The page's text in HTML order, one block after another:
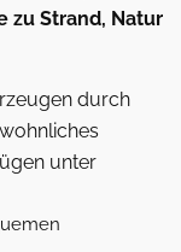
zu Strand, Natur
durch
unter